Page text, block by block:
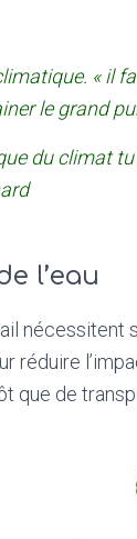
« il
le grand
du climat
l’eau
nécessitent
réduire
que de